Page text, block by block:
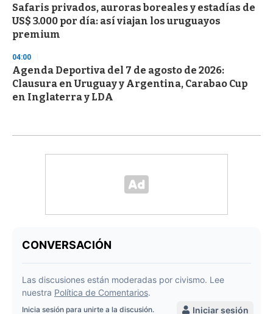
Safaris privados, auroras boreales y estadías de
US$ 3.000 por día: así viajan los uruguayos
premium
04:00
Agenda Deportiva del 7 de agosto de 2026:
Clausura en Uruguay y Argentina, Carabao Cup
en Inglaterra y LDA